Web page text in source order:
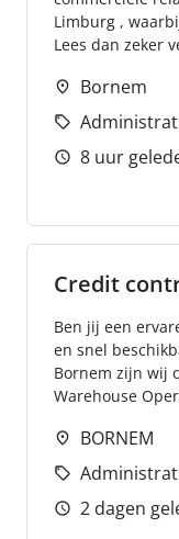
Limburg ,
Lees dan zeker
Bornem
8 uur
Credit
Ben jij een
en snel
Bornem zijn wij
Warehouse
BORNEM
2 dagen